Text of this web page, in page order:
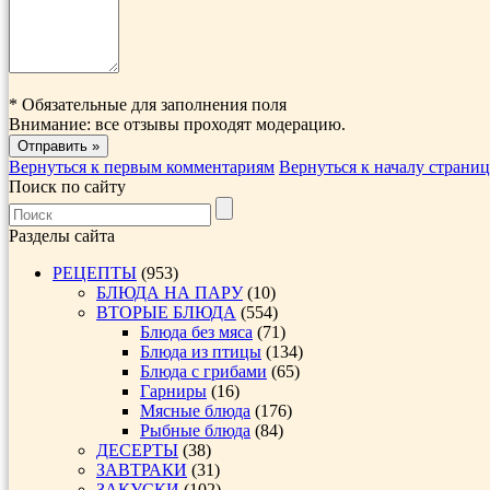
* Обязательные для заполнения поля
Внимание: все отзывы проходят модерацию.
Вернуться к первым комментариям Вернуться к началу
Поиск по сайту
Разделы сайта
РЕЦЕПТЫ (953)
БЛЮДА НА ПАРУ(10)
ВТОРЫЕ БЛЮДА (554)
Блюда без мяса (71)
Блюда из птицы (134)
Блюда с грибами (65)
Гарниры (16)
Мясные блюда (176)
Рыбные блюда (84)
ДЕСЕРТЫ (38)
ЗАВТРАКИ (31)